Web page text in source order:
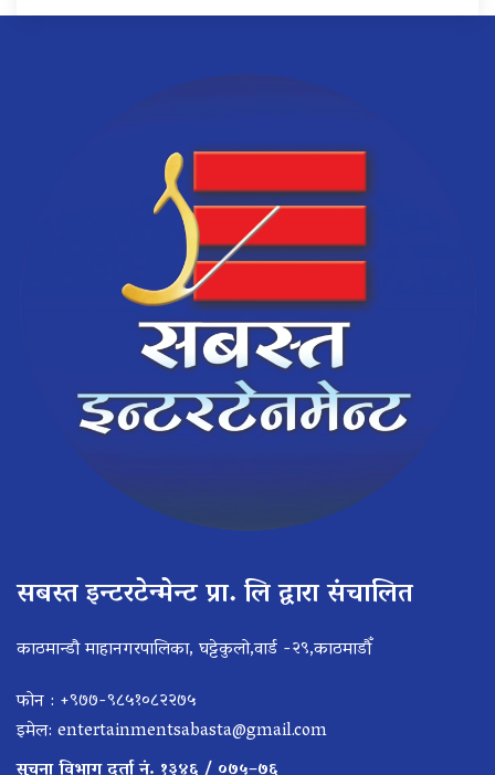
सबस्त इन्टरटेन्मेन्ट प्रा. लि द्वारा संचालित
काठमान्डौ माहानगरपालिका, घट्टेकुलो,वार्ड -२९,काठमाडौँ
फोन : +९७७-९८५१०८२२७५
इमेल: entertainmentsabasta@gmail.com